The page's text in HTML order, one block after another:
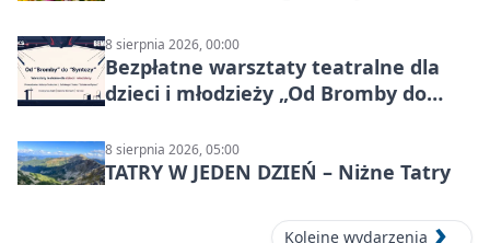
8 sierpnia 2026, 00:00
Bezpłatne warsztaty teatralne dla
dzieci i młodzieży „Od Bromby do
8 sierpnia 2026, 05:00
TATRY W JEDEN DZIEŃ – Niżne Tatry
Kolejne wydarzenia